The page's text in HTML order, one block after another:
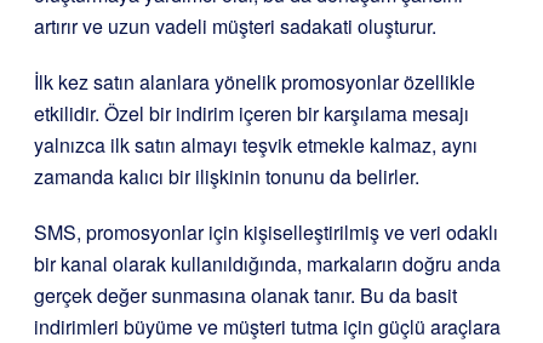
artırır ve uzun vadeli müşteri sadakati oluşturur.
İlk kez satın alanlara yönelik promosyonlar özellikle
etkilidir. Özel bir indirim içeren bir karşılama mesajı
yalnızca ilk satın almayı teşvik etmekle kalmaz, aynı
zamanda kalıcı bir ilişkinin tonunu da belirler.
SMS, promosyonlar için kişiselleştirilmiş ve veri odaklı
bir kanal olarak kullanıldığında, markaların doğru anda
gerçek değer sunmasına olanak tanır. Bu da basit
indirimleri büyüme ve müşteri tutma için güçlü araçlara